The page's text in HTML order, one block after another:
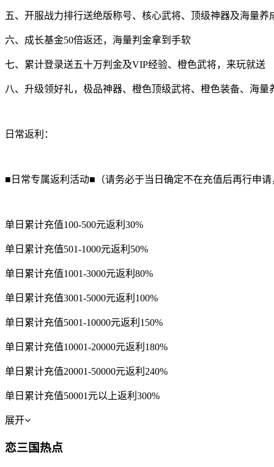
五、开服战力排行送绝版称号、核心武将、顶级神器及海量养
六、成长基金50倍返还，海量判金拿到手软
七、累计登录送五十万判金及VIP经验、橙色武将，来玩就送
八、升级领好礼，极品神器、橙色顶级武将、橙色装备、海量
日常返利：
■日常专属返利活动■（请务必于当日确定不在充值后再行申
单日累计充值100-500元返利30%
单日累计充值501-1000元返利50%
单日累计充值1001-3000元返利80%
单日累计充值3001-5000元返利100%
单日累计充值5001-10000元返利150%
单日累计充值10001-20000元返利180%
单日累计充值20001-50000元返利240%
单日累计充值50001元以上返利300%
展开
恋三国热点